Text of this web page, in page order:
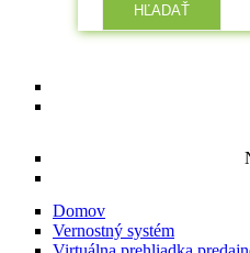
HĽADAŤ
Domov
Vernostný systém